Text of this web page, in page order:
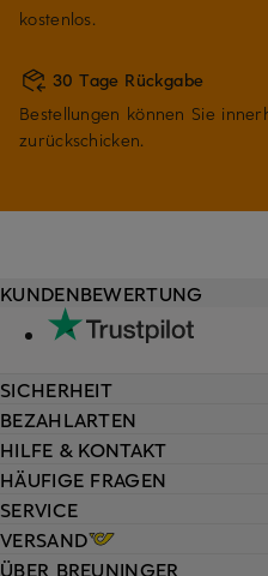
kostenlos.
30 Tage Rückgabe
Bestellungen können Sie
zurückschicken.
HILFE & KONTAKT
HÄUFIGE FRAGEN
SERVICE
VERSAND
KUNDENBEWERTUNG
SICHERHEIT
BEZAHLARTEN
ÜBER BREUNINGER